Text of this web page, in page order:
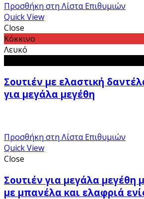
Προσθήκη στη Λίστα Επιθυμιών
Quick View
Close
Κόκκινο
Λευκό
Σουτιέν με ελαστική
για μεγάλα μεγέθη
Προσθήκη στη Λίστα Επιθυμιών
Quick View
Close
Σουτιέν για μεγάλα μεγέθη
με μπανέλα και ελαφριά